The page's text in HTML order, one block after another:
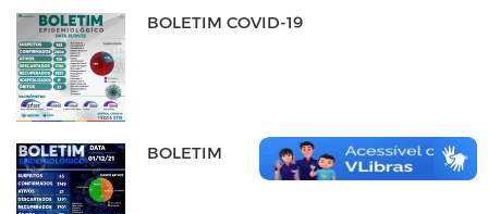
BOLETIM COVID-19
BOLETIM